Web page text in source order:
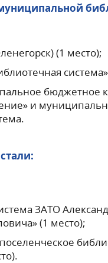
(1 место);
бюджетное
и
ЗАТО
(1 место);